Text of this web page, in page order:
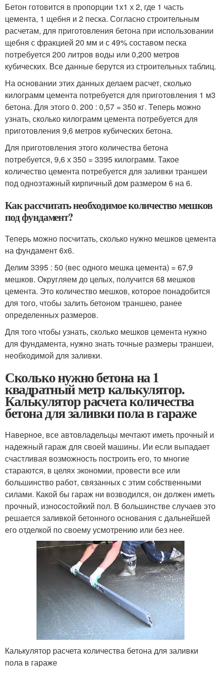
Бетон готовится в пропорции 1х1 х 2, где 1 часть
цемента, 1 щебня и 2 песка. Согласно строительным
расчетам, для приготовления бетона при использовании
щебня с фракцией 20 мм и с 49% составом песка
потребуется 200 литров воды или 0,200 метров
кубических. Все данные берутся из строительных таблиц.
На основании этих данных делаем расчет, сколько
килограмм цемента потребуется для приготовления 1 м3
бетона. Для этого 0. 200 : 0,57 = 350 кг. Теперь можно
узнать, сколько килограмм цемента потребуется для
приготовления 9,6 метров кубических бетона.
Для приготовления этого количества бетона
потребуется, 9,6 х 350 = 3395 килограмм. Такое
количество цемента потребуется для заливки траншеи
под одноэтажный кирпичный дом размером 6 на 6.
Как рассчитать необходимое количество мешков
под фундамент?
Теперь можно посчитать, сколько нужно мешков цемента
на фундамент 6х6.
Делим 3395 : 50 (вес одного мешка цемента) = 67,9
мешков. Округляем до целых, получится 68 мешков
цемента. Это количество мешков, которое понадобится
для того, чтобы залить бетоном траншею, ранее
определенных размеров.
Для того чтобы узнать, сколько мешков цемента нужно
для фундамента, нужно знать точные размеры траншеи,
необходимой для заливки.
Сколько нужно бетона на 1
квадратный метр калькулятор.
Калькулятор расчета количества
бетона для заливки пола в гараже
Наверное, все автовладельцы мечтают иметь прочный и
надежный гараж для своей машины. Ии если выпадает
счастливая возможность построить его, то многие
стараются, в целях экономии, провести все или
большинство работ, связанных с этим собственными
силами. Какой бы гараж ни возводился, он должен иметь
прочный, износостойкий пол. В большинстве случаев это
решается заливкой бетонного основания с дальнейшей
его отделкой по своему усмотрению или без нее.
Калькулятор расчета количества бетона для заливки
пола в гараже